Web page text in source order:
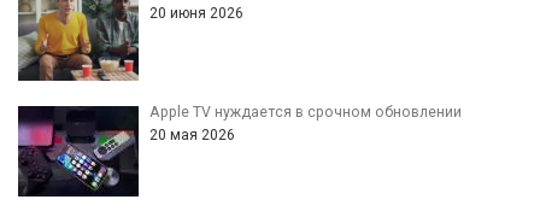
20 июня 2026
Apple TV нуждается в срочном обновлении
20 мая 2026